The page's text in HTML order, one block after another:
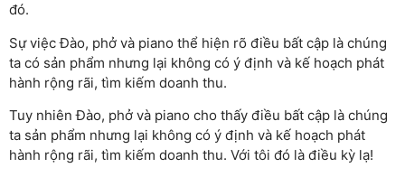
đó.
Sự việc Đào, phở và piano thể hiện rõ điều bất cập là chúng
ta có sản phẩm nhưng lại không có ý định và kế hoạch phát
hành rộng rãi, tìm kiếm doanh thu.
Tuy nhiên Đào, phở và piano cho thấy điều bất cập là chúng
ta sản phẩm nhưng lại không có ý định và kế hoạch phát
hành rộng rãi, tìm kiếm doanh thu. Với tôi đó là điều kỳ lạ!